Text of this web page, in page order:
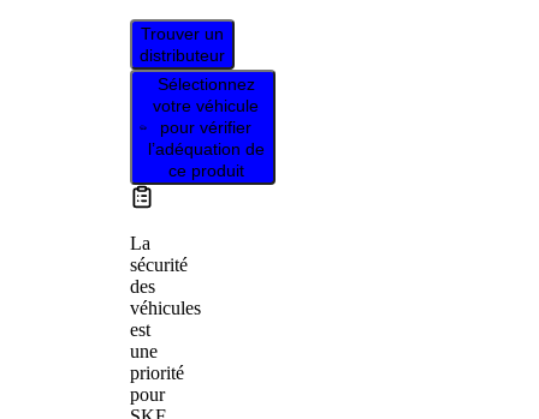
Trouver un
distributeur
Sélectionnez
votre véhicule
pour vérifier
l’adéquation de
ce produit
La
sécurité
des
véhicules
est
une
priorité
pour